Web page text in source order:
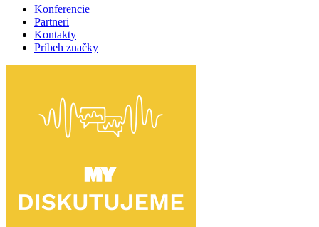
Konferencie
Partneri
Kontakty
Príbeh značky